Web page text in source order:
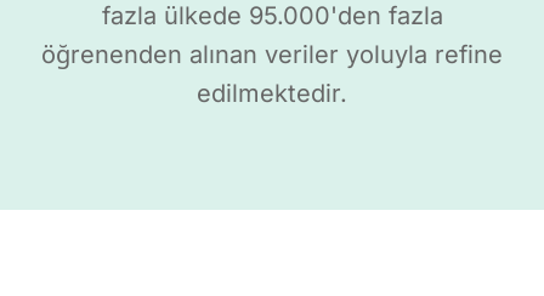
fazla ülkede 95.000'den fazla
öğrenenden alınan veriler yoluyla refine
edilmektedir.